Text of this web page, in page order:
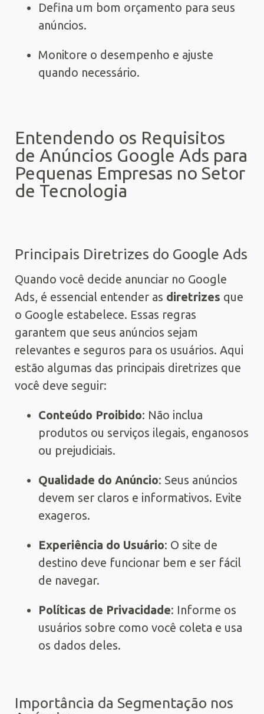
Defina um bom orçamento para seus
anúncios.
Monitore o desempenho e ajuste
quando necessário.
Entendendo os Requisitos
de Anúncios Google Ads para
Pequenas Empresas no Setor
de Tecnologia
Principais Diretrizes do Google Ads
Quando você decide anunciar no Google
Ads, é essencial entender as diretrizes que
o Google estabelece. Essas regras
garantem que seus anúncios sejam
relevantes e seguros para os usuários. Aqui
estão algumas das principais diretrizes que
você deve seguir:
Conteúdo Proibido: Não inclua
produtos ou serviços ilegais, enganosos
ou prejudiciais.
Qualidade do Anúncio: Seus anúncios
devem ser claros e informativos. Evite
exageros.
Experiência do Usuário: O site de
destino deve funcionar bem e ser fácil
de navegar.
Políticas de Privacidade: Informe os
usuários sobre como você coleta e usa
os dados deles.
Importância da Segmentação nos